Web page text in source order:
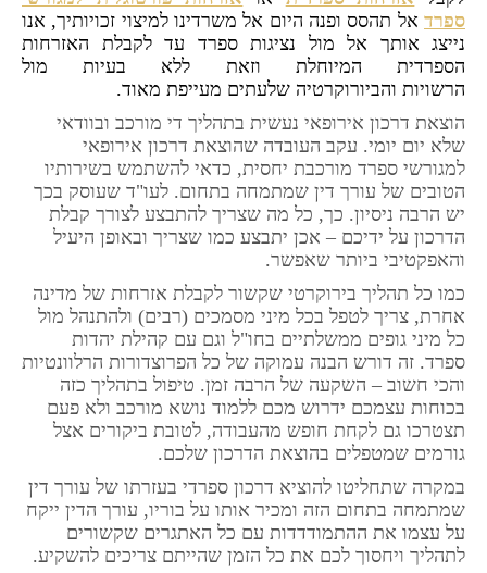
ספרד אל תהסס ופנה היום אל משרדינו למיצוי זכויותיך, אנו
נייצג אותך אל מול נציגות ספרד עד לקבלת האזרחות
הספרדית המיוחלת וזאת ללא בעיות מול
הרשויות והביורוקרטיה שלעתים מעייפת מאוד.
הוצאת דרכון אירופאי נעשית בתהליך די מורכב ובוודאי
שלא יום יומי. עקב העובדה שהוצאת דרכון אירופאי
למגורשי ספרד מורכבת יחסית, כדאי להשתמש בשירותיו
הטובים של עורך דין שמתמחה בתחום. לעו"ד שעוסק בכך
יש הרבה ניסיון. כך, כל מה שצריך להתבצע לצורך קבלת
הדרכון על ידיכם – אכן יתבצע כמו שצריך ובאופן היעיל
והאפקטיבי ביותר שאפשר.
כמו כל תהליך בירוקרטי שקשור לקבלת אזרחות של מדינה
אחרת, צריך לטפל בכל מיני מסמכים (רבים) ולהתנהל מול
כל מיני גופים ממשלתיים בחו"ל וגם עם קהילת יהדות
ספרד. זה דורש הבנה עמוקה של כל הפרוצדורות הרלוונטיות
והכי חשוב – השקעה של הרבה זמן. טיפול בתהליך כזה
בכוחות עצמכם ידרוש מכם ללמוד נושא מורכב ולא פעם
תצטרכו גם לקחת חופש מהעבודה, לטובת ביקורים אצל
גורמים שמטפלים בהוצאת הדרכון שלכם.
במקרה שתחליטו להוציא דרכון ספרדי בעזרתו של עורך דין
שמתמחה בתחום הזה ומכיר אותו על בוריו, עורך הדין ייקח
על עצמו את ההתמודדדות עם כל האתגרים שקשורים
לתהליך ויחסוך לכם את כל הזמן שהייתם צריכים להשקיע.